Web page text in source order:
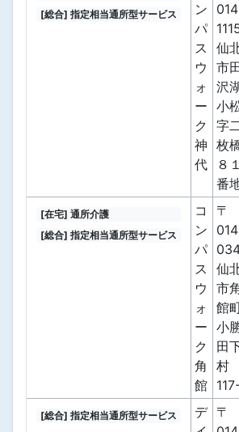
[総合] 指定相当通所型サービス
ン
パ
ス
ウ
ォ
ー
ク
神
代
仙
市
沢
小
字
枚
８１
番
[在宅] 通所介護
[総合] 指定相当通所型サービス
コ
ン
パ
ス
ウ
ォ
ー
ク
角
館
〒
仙
市
館
小
田
村
[総合] 指定相当通所型サービス
デ 〒